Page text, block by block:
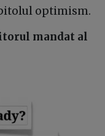
optimism.
mandat al